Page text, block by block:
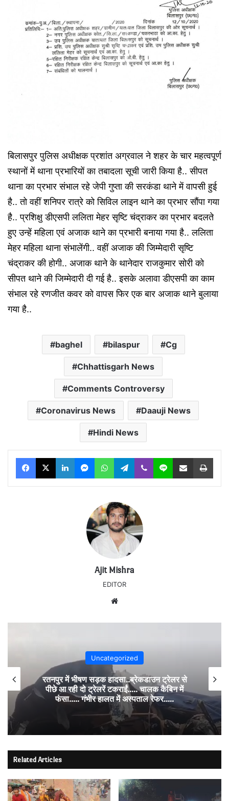
बिलासपुर पुलिस अधीक्षक प्रशांत अग्रवाल ने शहर के चार महत्वपूर्ण
स्थानों में थाना प्रभारियों का तबादला सूची जारी किया है.. सीपत
थाना का प्रभार संभाल रहे जेपी गुप्ता की सरकंडा थाने में वापसी हुई
है.. तो वहीं शनिपर रात्रे को सिविल लाइन थाने का प्रभार सौंपा गया
है.. प्रशिक्षु डीएसपी ललिता मेहर सृष्टि चंद्राकर का प्रभार बदलते
हुए उन्हें महिला एवं अजाक थाने का प्रभारी बनाया गया है.. ललिता
मेहर महिला थाना संभालेंगी.. वहीं अजाक की जिम्मेदारी सृष्टि
चंद्राकर की होगी.. अजाक थाने के थानेदार राजकुमार सोरी को
सीपत थाने की जिम्मेदारी दी गई है.. इसके अलावा डीएसपी का काम
संभाल रहे रणजीत कवर को वापस फिर एक बार अजाक थाने बुलाया
गया है..
baghel bilaspur Cg
Chhattisgarh News
Comments Controversy
Coronavirus News Daauji News
Hindi News
Facebook
X LinkedInMessengerWhatsAppTelegram
Viber Line Share via Email Print
Ajit Mishra
EDITOR
Uncategorized
रतनपुर में भीषण सड़क हादसा..ब्रेकडाउन ट्रेलर से
पीछे आ रही दो ट्रेलरें टकराईं….. चालक कैबिन में
फंसा….. गंभीर हालत में अस्पताल रेफर…..
Related Articles